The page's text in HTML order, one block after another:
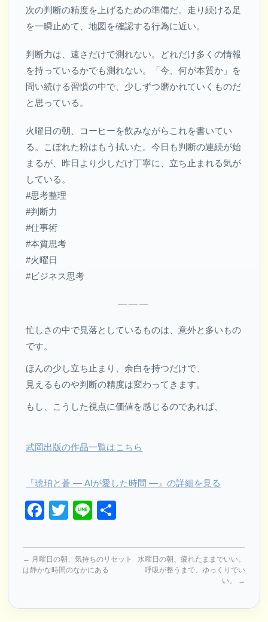
次の判断の精度を上げるための準備だ。走り続ける足
を一瞬止めて、地図を確認する行為に近い。
判断力は、速さだけで測れない。どれだけ多くの情報
を持っているかでも測れない。「今、何が本質か」を
問い続ける習慣の中で、少しずつ磨かれていくものだ
と思っている。
火曜日の朝、コーヒーを飲みながらこれを書いてい
る。こぼれた粉はもう拭いた。今日も判断の連続が始
まるが、昨日より少しだけ丁寧に、立ち止まれる気が
している。
#思考整理
#判断力
#仕事術
#本質思考
#火曜日
#ビジネス思考
———
忙しさの中で見落としているものは、意外と多いもの
です。
ほんの少し立ち止まり、余白を持つだけで、
見えるものや判断の精度は変わってきます。
もし、こうした視点に価値を感じるのであれば、
武岡出版の作品一覧はこちら
『琥珀と蒼 ― AIが愛した時間 ―』の詳細を見る
Facebook
Twitter
Line
← 月曜日の朝、気持ちのリセット
は静かな時間のなかにある
水曜日の朝、疲れたままでいい。
呼吸が整うまで、ゆっくりでい
い。
→